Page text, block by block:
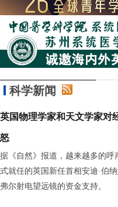
科学新闻
英国物理学家和天文学家对
怒
据《自然》报道，越来越多的呼
式就任的英国新任首相安迪·伯
弗尔射电望远镜的资金支持。